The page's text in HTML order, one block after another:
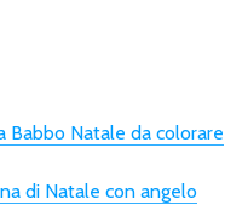
Babbo Natale da colorare
di Natale con angelo